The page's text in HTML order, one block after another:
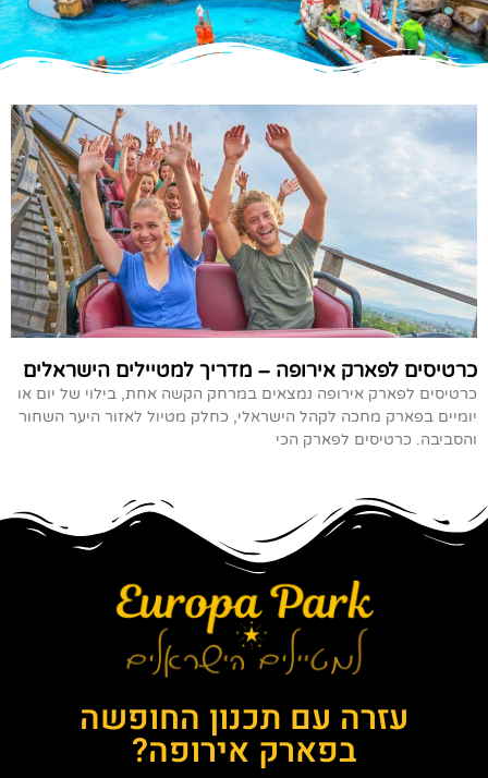
כרטיסים לפארק אירופה – מדריך למטיילים הישראלים
כרטיסים לפארק אירופה נמצאים במרחק הקשה אחת, בילוי של יום או
יומיים בפארק מחכה לקהל הישראלי, כחלק מטיול לאזור היער השחור
והסביבה. כרטיסים לפארק הכי
עזרה עם תכנון החופשה
בפארק אירופה?